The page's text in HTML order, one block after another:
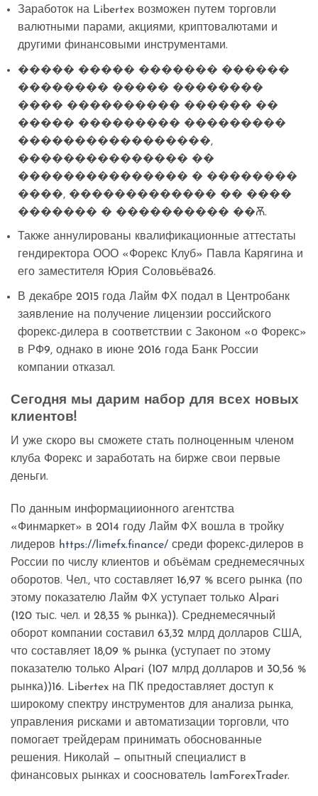
Заработок на Libertex возможен путем торговли
валютными парами, акциями, криптовалютами и
другими финансовыми инструментами.
����� ����� ������� ������
�������� ����� ��������
���� ���������� ������ ��
����� ��������� ���������
�����������������,
��������������� ��
��������������� � ��������
����, ������������� �� ����
������� � ���������� ��Ѫ.
Также аннулированы квалификационные аттестаты
гендиректора ООО «Форекс Клуб» Павла Карягина и
его заместителя Юрия Соловьёва26.
В декабре 2015 года Лайм ФХ подал в Центробанк
заявление на получение лицензии российского
форекс-дилера в соответствии с Законом «о Форекс»
в РФ9, однако в июне 2016 года Банк России
компании отказал.
Сегодня мы дарим набор для всех новых
клиентов!
И уже скоро вы сможете стать полноценным членом
клуба Форекс и заработать на бирже свои первые
деньги.
По данным информациионного агентства
«Финмаркет» в 2014 году Лайм ФХ вошла в тройку
лидеров https://limefx.finance/ среди форекс-дилеров в
России по числу клиентов и объёмам среднемесячных
оборотов. Чел., что составляет 16,97 % всего рынка (по
этому показателю Лайм ФХ уступает только Alpari
(120 тыс. чел. и 28,35 % рынка)). Среднемесячный
оборот компании составил 63,32 млрд долларов США,
что составляет 18,09 % рынка (уступает по этому
показателю только Alpari (107 млрд долларов и 30,56 %
рынка))16. Libertex на ПК предоставляет доступ к
широкому спектру инструментов для анализа рынка,
управления рисками и автоматизации торговли, что
помогает трейдерам принимать обоснованные
решения. Николай — опытный специалист в
финансовых рынках и сооснователь IamForexTrader.